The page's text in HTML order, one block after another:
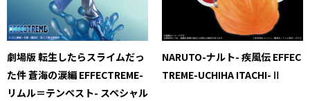
劇場版 転生したらスライムだっ
た件 蒼海の涙編 EFFECTREME-
リムル＝テンペスト- スペシャル
NARUTO-ナルト- 疾風伝 EFFEC
TREME-UCHIHA ITACHI-Ⅱ